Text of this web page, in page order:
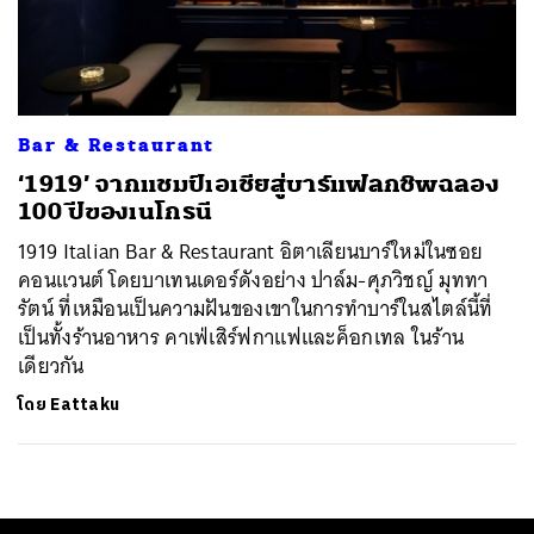
Bar & Restaurant
‘1919’ จากแชมป์เอเชียสู่บาร์แฟลกชิพฉลอง
100 ปีของเนโกรนี
1919 Italian Bar & Restaurant อิตาเลียนบาร์ใหม่ในซอย
คอนแวนต์ โดยบาเทนเดอร์ดังอย่าง ปาล์ม-ศุภวิชญ์ มุททา
รัตน์ ที่เหมือนเป็นความฝันของเขาในการทำบาร์ในสไตล์นี้ที่
เป็นทั้งร้านอาหาร คาเฟ่เสิร์ฟกาแฟและค็อกเทล ในร้าน
เดียวกัน
โดย Eattaku
ค้นหา
SHARE TWEET LINE EMAIL